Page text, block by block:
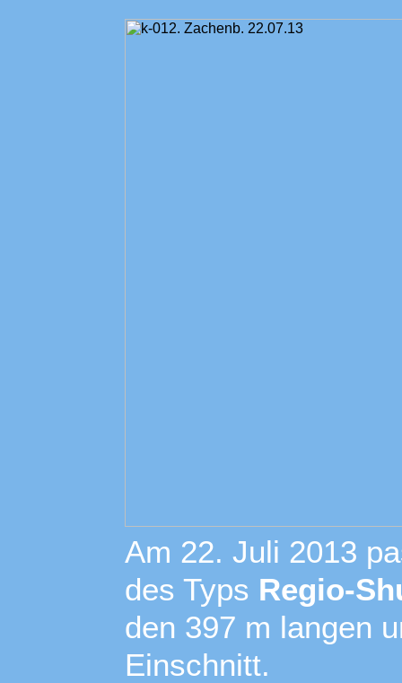
Am 22. Juli 2013
des Typs Regio-
den 397 m langen
Einschnitt.